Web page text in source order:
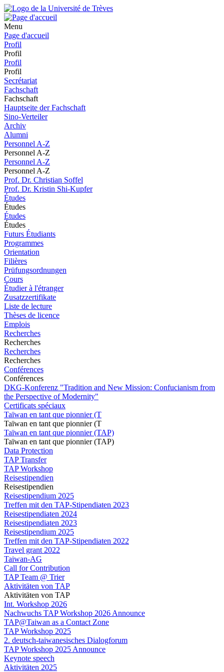
Menu
Page d'accueil
Profil
Profil
Profil
Profil
Secrétariat
Fachschaft
Fachschaft
Hauptseite der Fachschaft
Sino-Verteiler
Archiv
Alumni
Personnel A-Z
Personnel A-Z
Personnel A-Z
Personnel A-Z
Prof. Dr. Christian Soffel
Prof. Dr. Kristin Shi-Kupfer
Études
Études
Études
Études
Futurs Étudiants
Programmes
Orientation
Filières
Prüfungsordnungen
Cours
Étudier à l'étranger
Zusatzzertifikate
Liste de lecture
Thèses de licence
Emplois
Recherches
Recherches
Recherches
Recherches
Conférences
Conférences
DKG-Konferenz "Tradition and New Mission: Confucianism from
the Perspective of Modernity"
Certificats spéciaux
Taïwan en tant que pionnier (T
Taïwan en tant que pionnier (T
Taïwan en tant que pionnier (TAP)
Taïwan en tant que pionnier (TAP)
Data Protection
TAP Transfer
TAP Workshop
Reisestipendien
Reisestipendien
Reisestipendium 2025
Treffen mit den TAP-Stipendiaten 2023
Reisestipendiaten 2024
Reisestipendiaten 2023
Reisestipendium 2025
Treffen mit den TAP-Stipendiaten 2022
Travel grant 2022
Taiwan-AG
Call for Contribution
TAP Team @ Trier
Aktivitäten von TAP
Aktivitäten von TAP
Int. Workshop 2026
Nachwuchs TAP Workshop 2026 Announce
TAP@Taiwan as a Contact Zone
TAP Workshop 2025
2. deutsch-taiwanesisches Dialogforum
TAP Workshop 2025 Announce
Keynote speech
Aktivitäten 2025